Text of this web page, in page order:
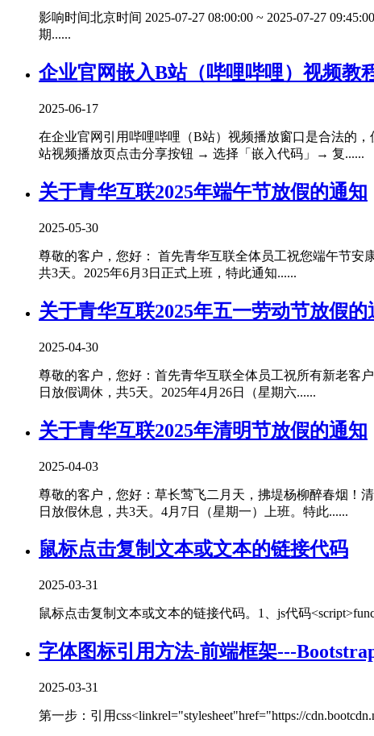
影响时间北京时间 2025-07-27 08:00:00 ~ 2025-07-27
期......
企业官网嵌入B站（哔哩哔哩）视频教
2025-06-17
在企业官网引用哔哩哔哩（B站）视频播放窗口是合法的
站视频播放页点击分享按钮 → 选择「嵌入代码」→ 复......
关于青华互联2025年端午节放假的通知
2025-05-30
尊敬的客户，您好： 首先青华互联全体员工祝您端午节安
共3天。2025年6月3日正式上班，特此通知......
关于青华互联2025年五一劳动节放假的
2025-04-30
尊敬的客户，您好：首先青华互联全体员工祝所有新老客
日放假调休，共5天。2025年4月26日（星期六......
关于青华互联2025年清明节放假的通知
2025-04-03
尊敬的客户，您好：草长莺飞二月天，拂堤杨柳醉春烟！
日放假休息，共3天。4月7日（星期一）上班。特此......
鼠标点击复制文本或文本的链接代码
2025-03-31
鼠标点击复制文本或文本的链接代码。1、js代码
字体图标引用方法-前端框架---
2025-03-31
第一步：引用css<linkrel="stylesheet"href="https://